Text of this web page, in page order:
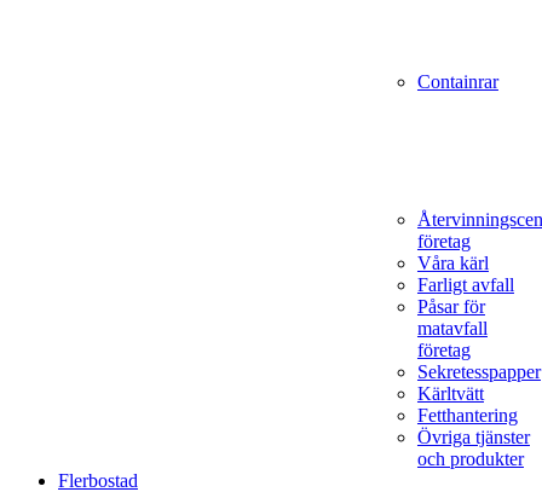
Containrar
företag
Våra kärl
Farligt avfall
Påsar för
matavfall
företag
Sekretesspapper
Kärltvätt
Fetthantering
Övriga tjänster
och produkter
Flerbostad